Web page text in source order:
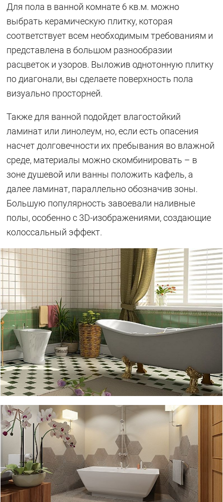
Для пола в ванной комнате 6 кв.м. можно
выбрать керамическую плитку, которая
соответствует всем необходимым требованиям и
представлена в большом разнообразии
расцветок и узоров. Выложив однотонную плитку
по диагонали, вы сделаете поверхность пола
визуально просторней.
Также для ванной подойдет влагостойкий
ламинат или линолеум, но, если есть опасения
насчет долговечности их пребывания во влажной
среде, материалы можно скомбинировать – в
зоне душевой или ванны положить кафель, а
далее ламинат, параллельно обозначив зоны.
Большую популярность завоевали наливные
полы, особенно с 3D-изображениями, создающие
колоссальный эффект.